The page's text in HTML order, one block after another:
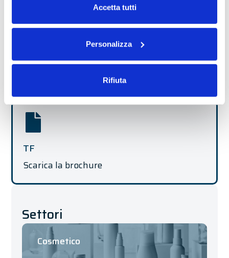
Accetta tutti
Personalizza
Rifiuta
TF
Scarica la brochure
Settori
Cosmetico